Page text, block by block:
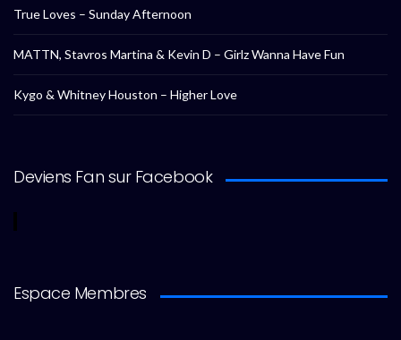
True Loves – Sunday Afternoon
MATTN, Stavros Martina & Kevin D – Girlz Wanna Have Fun
Kygo & Whitney Houston – Higher Love
Deviens Fan sur Facebook
Espace Membres